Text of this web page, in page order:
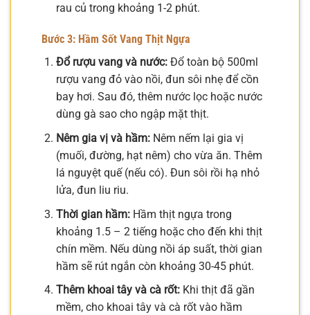
rau củ trong khoảng 1-2 phút.
Bước 3: Hầm Sốt Vang Thịt Ngựa
Đổ rượu vang và nước:Đổ toàn bộ 500ml
rượu vang đỏ vào nồi, đun sôi nhẹ để cồn
bay hơi. Sau đó, thêm nước lọc hoặc nước
dùng gà sao cho ngập mặt thịt.
Nêm gia vị và hầm:Nêm nếm lại gia vị
(muối, đường, hạt nêm) cho vừa ăn. Thêm
lá nguyệt quế (nếu có). Đun sôi rồi hạ nhỏ
lửa, đun liu riu.
Thời gian hầm:Hầm thịt ngựa trong
khoảng 1.5 – 2 tiếng hoặc cho đến khi thịt
chín mềm. Nếu dùng nồi áp suất, thời gian
hầm sẽ rút ngắn còn khoảng 30-45 phút.
Thêm khoai tây và cà rốt:Khi thịt đã gần
mềm, cho khoai tây và cà rốt vào hầm